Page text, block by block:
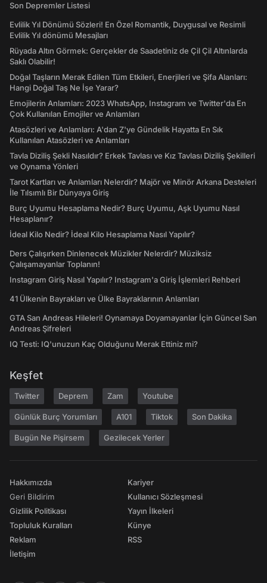
Son Depremler Listesi
Evlilik Yıl Dönümü Sözleri! En Özel Romantik, Duygusal ve Resimli
Evlilik Yıl dönümü Mesajları
Rüyada Altın Görmek: Gerçekler de Saadetiniz de Çil Çil Altınlarda
Saklı Olabilir!
Doğal Taşların Merak Edilen Tüm Etkileri, Enerjileri ve Şifa Alanları:
Hangi Doğal Taş Ne İşe Yarar?
Emojilerin Anlamları: 2023 WhatsApp, Instagram ve Twitter'da En
Çok Kullanılan Emojiler ve Anlamları
Atasözleri ve Anlamları: A'dan Z'ye Gündelik Hayatta En Sık
Kullanılan Atasözleri ve Anlamları
Tavla Diziliş Şekli Nasıldır? Erkek Tavlası ve Kız Tavlası Diziliş Şekilleri
ve Oynama Yönleri
Tarot Kartları ve Anlamları Nelerdir? Majör ve Minör Arkana Desteleri
İle Tılsımlı Bir Dünyaya Giriş
Burç Uyumu Hesaplama Nedir? Burç Uyumu, Aşk Uyumu Nasıl
Hesaplanır?
İdeal Kilo Nedir? İdeal Kilo Hesaplama Nasıl Yapılır?
Ders Çalışırken Dinlenecek Müzikler Nelerdir? Müziksiz
Çalışamayanlar Toplanın!
Instagram Giriş Nasıl Yapılır? Instagram'a Giriş İşlemleri Rehberi
41 Ülkenin Bayrakları ve Ülke Bayraklarının Anlamları
GTA San Andreas Hileleri! Oynamaya Doyamayanlar İçin Güncel San
Andreas Şifreleri
IQ Testi: IQ'unuzun Kaç Olduğunu Merak Ettiniz mi?
Keşfet
Twitter Deprem Zam Youtube
Günlük Burç Yorumları A101 Tiktok Son Dakika
Bugün Ne Pişirsem Gezilecek Yerler
Hakkımızda
Geri Bildirim
Gizlilik Politikası
Topluluk Kuralları
Reklam
İletişim
Kariyer
Kullanıcı Sözleşmesi
Yayın İlkeleri
Künye
RSS